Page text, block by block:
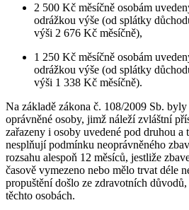
2 500 Kč měsíčně osobám
odrážkou výše (od splátky
výši 2 676 Kč měsíčně),
1 250 Kč měsíčně osobám
odrážkou výše (od splátky
výši 1 338 Kč měsíčně).
Na základě zákona č. 108/2009 Sb.
oprávněné osoby, jimž náleží zvláštní
zařazeny i osoby uvedené pod druhou a
nesplňují podmínku neoprávněného
rozsahu alespoň 12 měsíců, jestliže
časově vymezeno nebo mělo trvat déle
propuštění došlo ze zdravotních
těchto osobách.